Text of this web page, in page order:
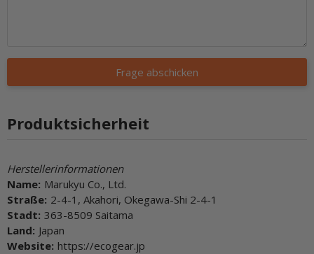
Frage abschicken
Produktsicherheit
Herstellerinformationen
Name: Marukyu Co., Ltd.
Straße: 2-4-1, Akahori, Okegawa-Shi 2-4-1
Stadt: 363-8509 Saitama
Land: Japan
Website: https://ecogear.jp